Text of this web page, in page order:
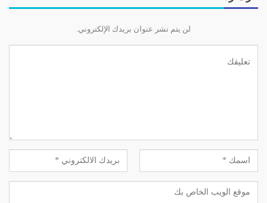
أعمال – أن يضع لائحة الإتهام التي يتم التصويت عليها في
جلسة عامة، وعندما تنال موافقة أغلبية أعضاء هذا المجلس،
تُصبح مضبطة إتهام الرئيس جاهزة لإحالته للمحاكمة أمام
بغالبية الثلثين!!
لن يتم نشر عنوان بريدك الإلكتروني.